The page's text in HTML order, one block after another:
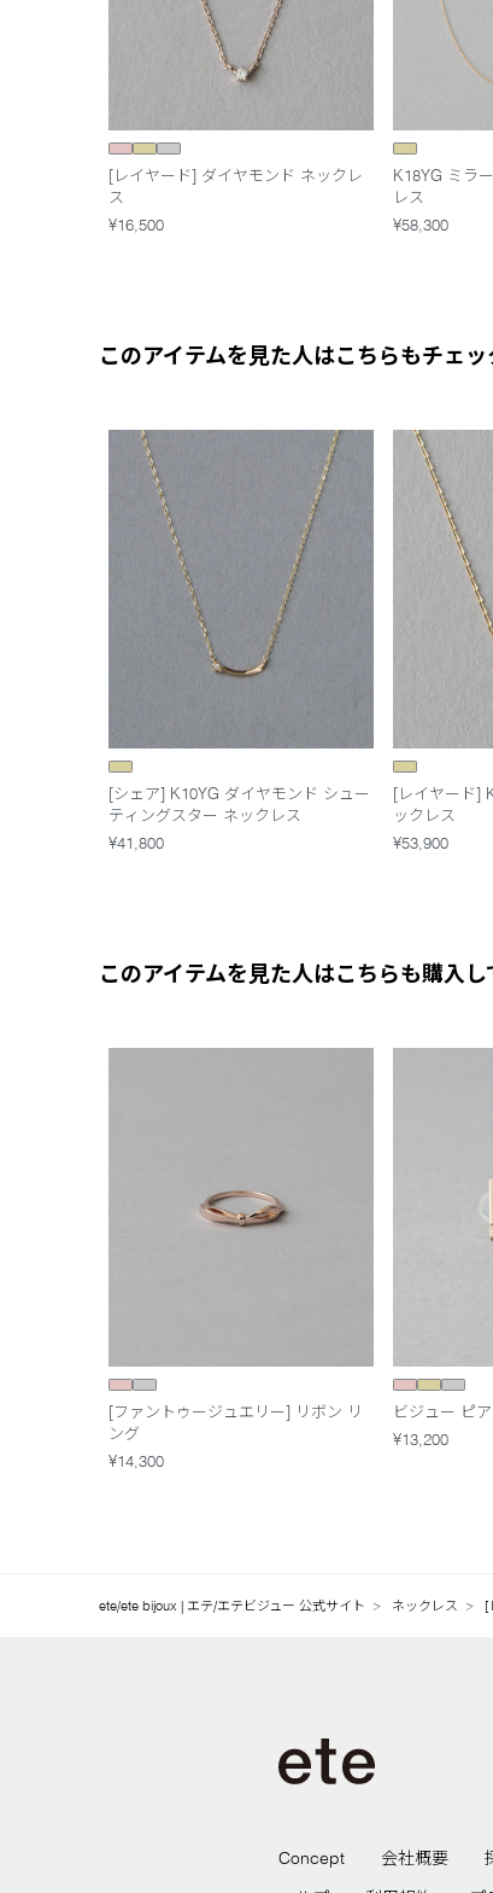
[レイヤード] ダイヤモンド ネックレ
ス
¥16,500
K18YG ミラ
レス
¥58,300
このアイテムを見た人はこちらもチェ
[シェア] K10YG ダイヤモンド シュー
ティングスター ネックレス
¥41,800
[レイヤード]
ックレス
¥53,900
このアイテムを見た人はこちらも購入し
[ファントゥージュエリー] リボン リ
ング
¥14,300
ビジュー ピ
¥13,200
ete/ete bijoux | エテ/エテビジュー 公式サイト ネックレス [
Concept 会社概要